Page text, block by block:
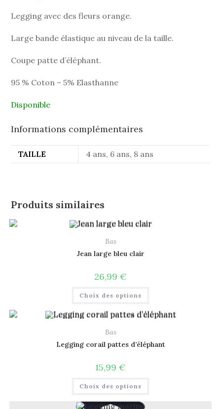
Legging avec des fleurs orange.
Large bande élastique au niveau de la taille.
Coupe patte d’éléphant.
95 % Coton – 5% Elasthanne
Disponible
Informations complémentaires
TAILLE 4 ans, 6 ans, 8 ans
Produits similaires
Bas
Jean large bleu clair
26,99 €
Choix des options
Bas
Legging corail pattes d’éléphant
15,99 €
Choix des options